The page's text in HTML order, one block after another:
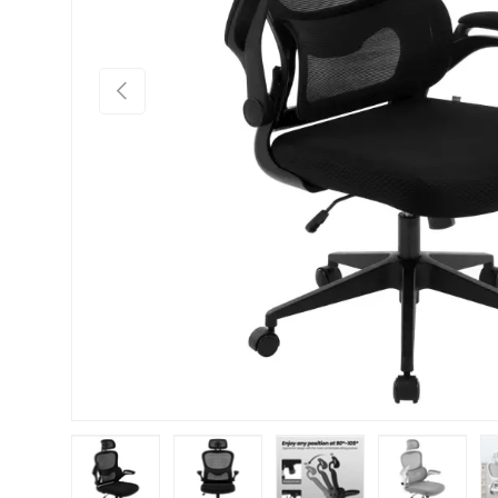
Vorige